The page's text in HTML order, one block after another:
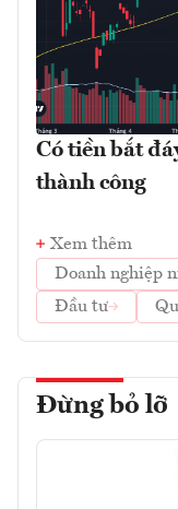
Có tiền bắt
thành công
Xem thêm
Doanh nghiệp
Đầu tư
Đừng bỏ lỡ